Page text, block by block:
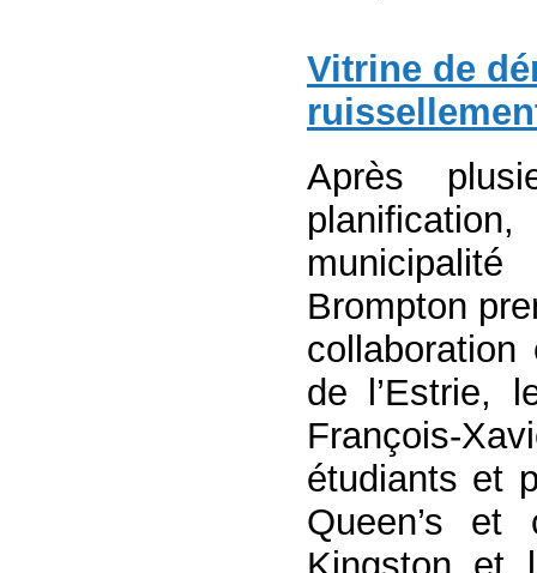
Vitrine de
Après
Brompton
de l’Estrie,
François-
étudiants et
Queen’s